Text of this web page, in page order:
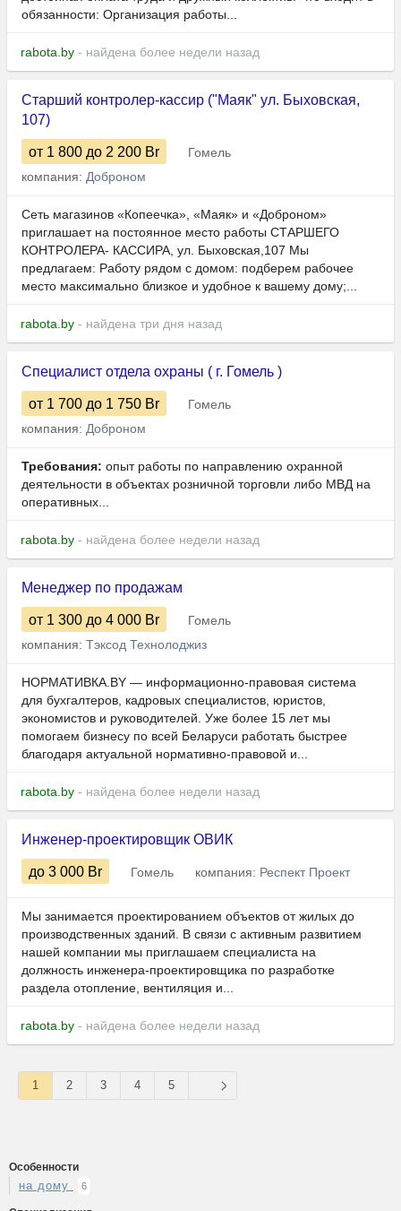
обязанности: Организация работы...
rabota.by - найдена более недели назад
Старший контролер-кассир ("Маяк" ул. Быховская,
107)
от 1 800 до 2 200 Br
Гомель
компания: Доброном
Сеть магазинов «Копеечка», «Маяк» и «Доброном»
приглашает на постоянное место работы СТАРШЕГО
КОНТРОЛЕРА- КАССИРА, ул. Быховская,107 Мы
предлагаем: Работу рядом с домом: подберем рабочее
место максимально близкое и удобное к вашему дому;...
rabota.by - найдена три дня назад
Специалист отдела охраны ( г. Гомель )
от 1 700 до 1 750 Br
Гомель
компания: Доброном
Требования: опыт работы по направлению охранной
деятельности в объектах розничной торговли либо МВД на
оперативных...
rabota.by - найдена более недели назад
Менеджер по продажам
от 1 300 до 4 000 Br
Гомель
компания: Тэксод Технолоджиз
НОРМАТИВКА.BY — информационно-правовая система
для бухгалтеров, кадровых специалистов, юристов,
экономистов и руководителей. Уже более 15 лет мы
помогаем бизнесу по всей Беларуси работать быстрее
благодаря актуальной нормативно-правовой и...
rabota.by - найдена более недели назад
Инженер-проектировщик ОВИК
до 3 000 Br Гомель компания: Респект Проект
Мы занимается проектированием объектов от жилых до
производственных зданий. В связи с активным развитием
нашей компании мы приглашаем специалиста на
должность инженера-проектировщика по разработке
раздела отопление, вентиляция и...
rabota.by - найдена более недели назад
1 2 3 4 5
Особенности
на дому 6